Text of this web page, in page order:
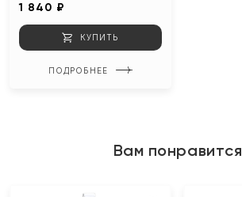
1 840 ₽
КУПИТЬ
ПОДРОБНЕЕ
Вам понравится